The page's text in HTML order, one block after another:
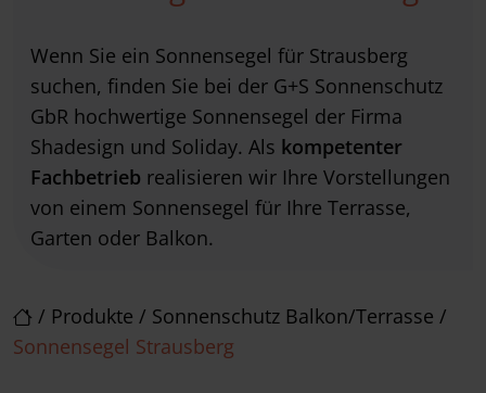
/ Produkte / Sonnenschutz Balkon/Terrasse /
Sonnensegel Strausberg
Wenn Sie ein Sonnensegel für Strausberg
suchen, finden Sie bei der G+S Sonnenschutz
GbR hochwertige Sonnensegel der Firma
Shadesign und Soliday. Als kompetenter
Fachbetrieb realisieren wir Ihre Vorstellungen
von einem Sonnensegel für Ihre Terrasse,
Garten oder Balkon.